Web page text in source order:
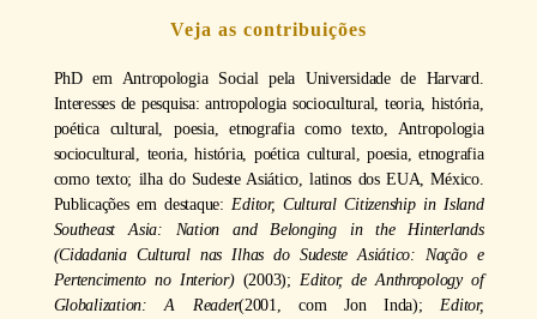
Veja as contribuições
PhD em Antropologia Social pela Universidade de Harvard.
Interesses de pesquisa: antropologia sociocultural, teoria, história,
poética cultural, poesia, etnografia como texto, Antropologia
sociocultural, teoria, história, poética cultural, poesia, etnografia
como texto; ilha do Sudeste Asiático, latinos dos EUA, México.
Publicações em destaque: Editor, Cultural Citizenship in Island
Southeast Asia: Nation and Belonging in the Hinterlands
(Cidadania Cultural nas Ilhas do Sudeste Asiático: Nação e
Pertencimento no Interior) (2003); Editor, de Anthropology of
Globalization: A Reader(2001, com Jon Inda); Editor,